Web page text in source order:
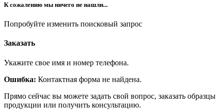
К сожалению мы ничего не нашли...
Попробуйте изменить поисковый запрос
Заказать
Укажите свое имя и номер телефона.
Ошибка: Контактная форма не найдена.
Прямо сейчас вы можете задать свой вопрос, заказать образцы
продукции или получить консультацию.